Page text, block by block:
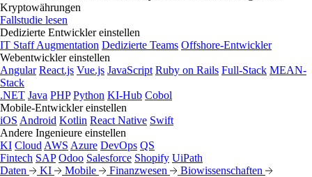
Kryptowährungen
Fallstudie lesen
Dedizierte Entwickler einstellen
IT Staff Augmentation Dedizierte Teams Offshore-Entwickler
Webentwickler einstellen
Angular React.js Vue.js JavaScript Ruby on Rails Full-Stack MEAN-
Stack
.NET Java PHP Python KI-Hub Cobol
Mobile-Entwickler einstellen
iOS Android Kotlin React Native Swift
Andere Ingenieure einstellen
KI Cloud AWS Azure DevOps QS
Fintech SAP Odoo Salesforce Shopify UiPath
Daten
KI Mobile Finanzwesen Biowissenschaften